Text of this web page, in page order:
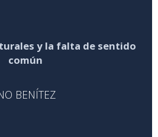
y la falta de sentido
común
BENÍTEZ